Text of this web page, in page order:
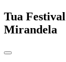
Tua
Mirandela